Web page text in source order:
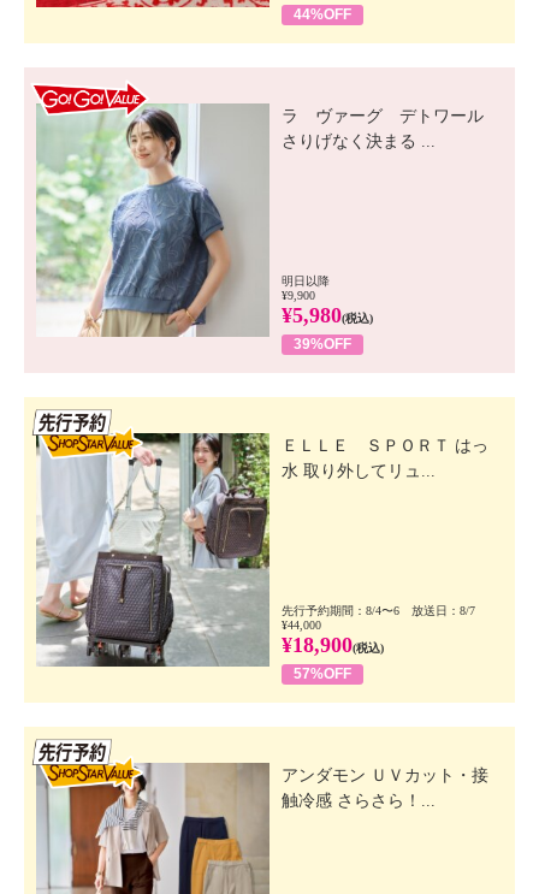
44%OFF
ラ ヴァーグ デトワール
さりげなく決まる ...
明日以降
¥9,900
¥5,980(税込)
39%OFF
ＥＬＬＥ ＳＰＯＲＴ はっ
水 取り外してリュ...
先行予約期間：8/4〜6 放送日：8/7
¥44,000
¥18,900(税込)
57%OFF
アンダモン ＵＶカット・接
触冷感 さらさら！...